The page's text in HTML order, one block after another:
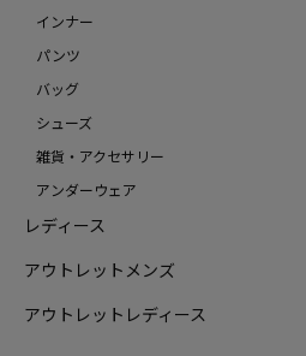
インナー
パンツ
バッグ
シューズ
雑貨・アクセサリー
アンダーウェア
レディース
アウトレットメンズ
アウトレットレディース